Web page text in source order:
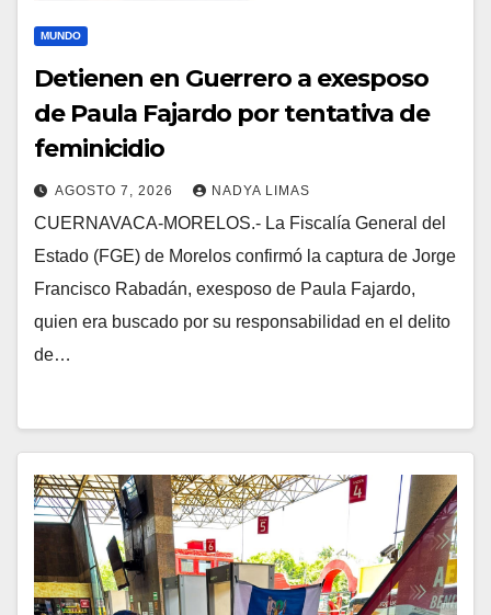
MUNDO
Detienen en Guerrero a exesposo
de Paula Fajardo por tentativa de
feminicidio
AGOSTO 7, 2026 NADYA LIMAS
CUERNAVACA-MORELOS.- La Fiscalía General del
Estado (FGE) de Morelos confirmó la captura de Jorge
Francisco Rabadán, exesposo de Paula Fajardo,
quien era buscado por su responsabilidad en el delito
de…